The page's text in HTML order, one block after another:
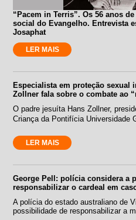
“Pacem in Terris”. Os 56 anos
social do Evangelho. Entrevista
Josaphat
LER MAIS
Especialista em proteção sexual
Zollner fala sobre o combate ao
O padre jesuíta Hans Zollner,
Criança da Pontifícia Universidade
LER MAIS
George Pell: polícia considera a
responsabilizar o cardeal em
A polícia do estado australiano de
possibilidade de responsabilizar a